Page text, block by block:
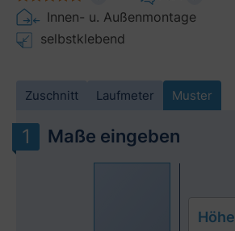
Innen- u. Außenmontage
selbstklebend
Zuschnitt Laufmeter Muster
Maße eingeben
Höhe